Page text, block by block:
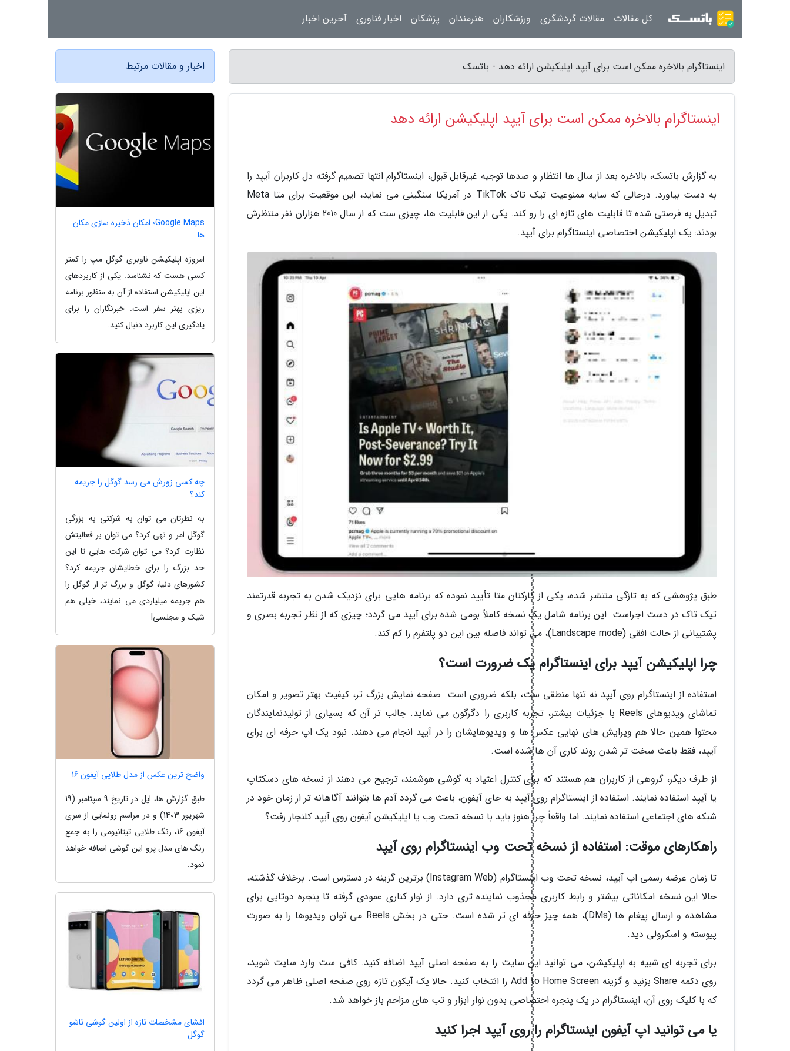
اینستاگرام بالاخره ممکن است برای آیپد اپلیکیشن ارائه دهد - باتسک
اینستاگرام بالاخره ممکن است برای آیپد اپلیکیشن ارائه دهد
به گزارش باتسک، بالاخره بعد از سال ها انتظار و صدها توجیه غیرقابل قبول، اینستاگرام انتها تصمیم گرفته دل کاربران آیپد را
به دست بیاورد. درحالی که سایه ممنوعیت تیک تاک TikTok در آمریکا سنگینی می نماید، این موقعیت برای متا Meta
تبدیل به فرصتی شده تا قابلیت های تازه ای را رو کند. یکی از این قابلیت ها، چیزی ست که از سال 2010 هزاران نفر منتظرش
بودند: یک اپلیکیشن اختصاصی اینستاگرام برای آیپد.
طبق پژوهشی که به تازگی منتشر شده، یکی از کارکنان متا تأیید نموده که برنامه هایی برای نزدیک شدن به تجربه قدرتمند
تیک تاک در دست اجراست. این برنامه شامل یک نسخه کاملاً بومی شده برای آیپد می گردد؛ چیزی که از نظر تجربه بصری و
پشتیبانی از حالت افقی (Landscape mode)، می تواند فاصله بین این دو پلتفرم را کم کند.
چرا اپلیکیشن آیپد برای اینستاگرام یک ضرورت است؟
استفاده از اینستاگرام روی آیپد نه تنها منطقی ست، بلکه ضروری است. صفحه نمایش بزرگ تر، کیفیت بهتر تصویر و امکان
تماشای ویدیوهای Reels با جزئیات بیشتر، تجربه کاربری را دگرگون می نماید. جالب تر آن که بسیاری از تولیدنمایندگان
محتوا همین حالا هم ویرایش های نهایی عکس ها و ویدیوهایشان را در آیپد انجام می دهند. نبود یک اپ حرفه ای برای
آیپد، فقط باعث سخت تر شدن روند کاری آن ها شده است.
از طرف دیگر، گروهی از کاربران هم هستند که برای کنترل اعتیاد به گوشی هوشمند، ترجیح می دهند از نسخه های دسکتاپ
یا آیپد استفاده نمایند. استفاده از اینستاگرام روی آیپد به جای آیفون، باعث می گردد آدم ها بتوانند آگاهانه تر از زمان خود در
شبکه های اجتماعی استفاده نمایند. اما واقعاً چرا هنوز باید با نسخه تحت وب یا اپلیکیشن آیفون روی آیپد کلنجار رفت؟
راهکارهای موقت: استفاده از نسخه تحت وب اینستاگرام روی آیپد
تا زمان عرضه رسمی اپ آیپد، نسخه تحت وب اینستاگرام (Instagram Web) برترین گزینه در دسترس است. برخلاف گذشته،
حالا این نسخه امکاناتی بیشتر و رابط کاربری مجذوب نماینده تری دارد. از نوار کناری عمودی گرفته تا پنجره دوتایی برای
مشاهده و ارسال پیغام ها (DMs)، همه چیز حرفه ای تر شده است. حتی در بخش Reels می توان ویدیوها را به صورت
پیوسته و اسکرولی دید.
برای تجربه ای شبیه به اپلیکیشن، می توانید این سایت را به صفحه اصلی آیپد اضافه کنید. کافی ست وارد سایت شوید،
روی دکمه Share بزنید و گزینه Add to Home Screen را انتخاب کنید. حالا یک آیکون تازه روی صفحه اصلی ظاهر می گردد
که با کلیک روی آن، اینستاگرام در یک پنجره اختصاصی بدون نوار ابزار و تب های مزاحم باز خواهد شد.
یا می توانید اپ آیفون اینستاگرام را روی آیپد اجرا کنید
اخبار و مقالات مرتبط
Google Maps؛ امکان ذخیره سازی مکان
ها
امروزه اپلیکیشن ناوبری گوگل مپ را کمتر
کسی هست که نشناسد. یکی از کاربردهای
این اپلیکیشن استفاده از آن به منظور برنامه
ریزی بهتر سفر است. خبرنگاران را برای
یادگیری این کاربرد دنبال کنید.
چه کسی زورش می رسد گوگل را جریمه
کند؟
به نظرتان می توان به شرکتی به بزرگی
گوگل امر و نهی کرد؟ می توان بر فعالیتش
نظارت کرد؟ می توان شرکت هایی تا این
حد بزرگ را برای خطایشان جریمه کرد؟
کشورهای دنیا، گوگل و بزرگ تر از گوگل را
هم جریمه میلیاردی می نمایند، خیلی هم
شیک و مجلسی!
واضح ترین عکس از مدل طلایی آیفون 16
طبق گزارش ها، اپل در تاریخ 9 سپتامبر (19
شهریور 1403) و در مراسم رونمایی از سری
آیفون 16، رنگ طلایی تیتانیومی را به جمع
رنگ های مدل پرو این گوشی اضافه خواهد
نمود.
افشای مشخصات تازه از اولین گوشی تاشو
گوگل
کل مقالات مقالات گردشگری ورزشکاران هنرمندان پزشکان اخبار فناوری آخرین اخبار